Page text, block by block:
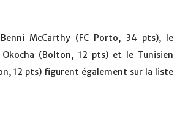
McCarthy (FC Porto, 34 pts), le
Okocha (Bolton, 12 pts) et le Tunisien
12 pts) figurent également sur la liste